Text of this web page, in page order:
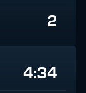
2
4:34